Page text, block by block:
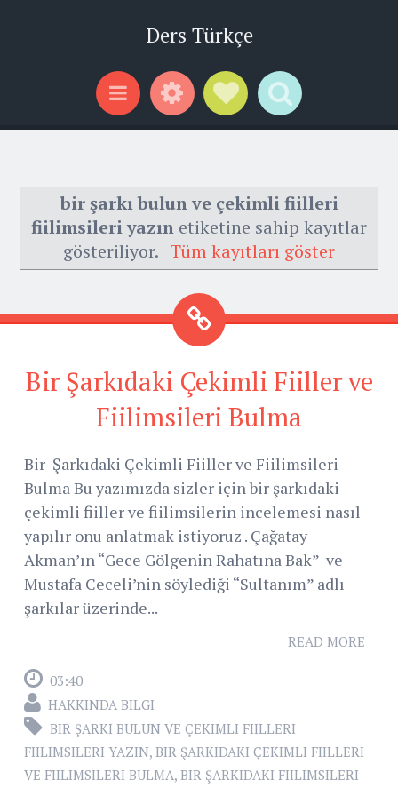
Ders Türkçe
Menu WidgetsSocial Links
Search
bir şarkı bulun ve çekimli fiilleri
fiilimsileri yazın etiketine sahip kayıtlar
gösteriliyor. Tüm kayıtları göster
Bir Şarkıdaki Çekimli Fiiller ve
Fiilimsileri Bulma
Bir Şarkıdaki Çekimli Fiiller ve Fiilimsileri
Bulma Bu yazımızda sizler için bir şarkıdaki
çekimli fiiller ve fiilimsilerin incelemesi nasıl
yapılır onu anlatmak istiyoruz . Çağatay
Akman’ın “Gece Gölgenin Rahatına Bak” ve
Mustafa Ceceli’nin söylediği “Sultanım” adlı
şarkılar üzerinde...
READ MORE
03:40
HAKKINDA BILGI
BIR ŞARKI BULUN VE ÇEKIMLI FIILLERI
FIILIMSILERI YAZIN, BIR ŞARKIDAKI ÇEKIMLI FIILLERI
VE FIILIMSILERI BULMA, BIR ŞARKIDAKI FIILIMSILERI